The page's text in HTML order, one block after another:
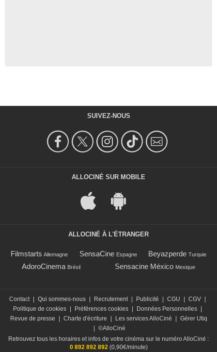
SUIVEZ-NOUS
ALLOCINÉ SUR MOBILE
ALLOCINÉ À L'ÉTRANGER
Filmstarts Allemagne SensaCine Espagne Beyazperde Turquie
AdoroCinema Brésil Sensacine México Mexique
Contact Qui sommes-nous Recrutement Publicité CGU CGV
Politique de cookies
Préférences cookies Données Personnelles
Revue de presse
Charte d'écriture Les services AlloCiné
Gérer Utiq
©AlloCiné
Retrouvez tous les horaires et infos de votre cinéma sur le numéro AlloCiné :
0 892 892 892(0,90€/minute)